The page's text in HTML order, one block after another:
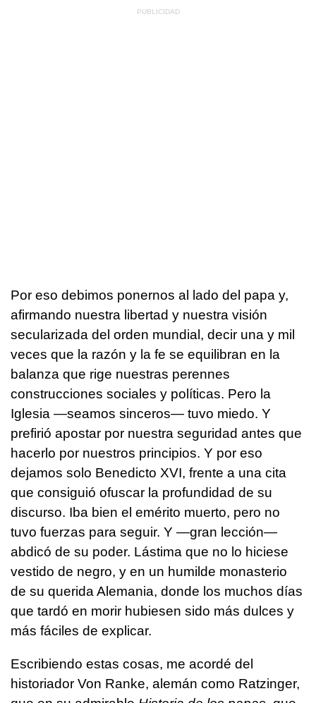
Por eso debimos ponernos al lado del papa y,
afirmando nuestra libertad y nuestra visión
secularizada del orden mundial, decir una y mil
veces que la razón y la fe se equilibran en la
balanza que rige nuestras perennes
construcciones sociales y políticas. Pero la
Iglesia —seamos sinceros— tuvo miedo. Y
prefirió apostar por nuestra seguridad antes que
hacerlo por nuestros principios. Y por eso
dejamos solo Benedicto XVI, frente a una cita
que consiguió ofuscar la profundidad de su
discurso. Iba bien el emérito muerto, pero no
tuvo fuerzas para seguir. Y —gran lección—
abdicó de su poder. Lástima que no lo hiciese
vestido de negro, y en un humilde monasterio
de su querida Alemania, donde los muchos días
que tardó en morir hubiesen sido más dulces y
más fáciles de explicar.
Escribiendo estas cosas, me acordé del
historiador Von Ranke, alemán como Ratzinger,